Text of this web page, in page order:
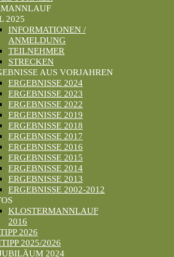
2025
INFORMATIONEN /
ANMELDUNG
TEILNEHMER
STRECKEN
AUS VORJAHREN
ERGEBNISSE 2024
ERGEBNISSE 2023
ERGEBNISSE 2022
ERGEBNISSE 2019
ERGEBNISSE 2018
ERGEBNISSE 2017
ERGEBNISSE 2016
ERGEBNISSE 2015
ERGEBNISSE 2014
ERGEBNISSE 2013
ERGEBNISSE 2002-2012
KLOSTERMANNLAUF
2016
2026
2025/2026
2024